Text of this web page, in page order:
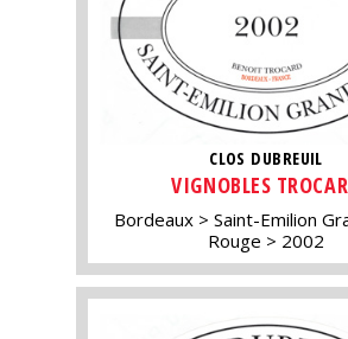
CLOS DUBREUIL
VIGNOBLES
Bordeaux
Saint-Emilion
Rouge
2002